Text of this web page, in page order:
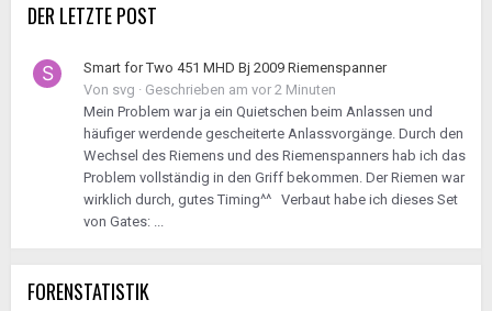
DER LETZTE POST
Smart for Two 451 MHD Bj 2009 Riemenspanner
Von svg · Geschrieben am vor 2 Minuten
Mein Problem war ja ein Quietschen beim Anlassen und
häufiger werdende gescheiterte Anlassvorgänge. Durch den
Wechsel des Riemens und des Riemenspanners hab ich das
Problem vollständig in den Griff bekommen. Der Riemen war
wirklich durch, gutes Timing^^ Verbaut habe ich dieses Set
von Gates: ...
FORENSTATISTIK